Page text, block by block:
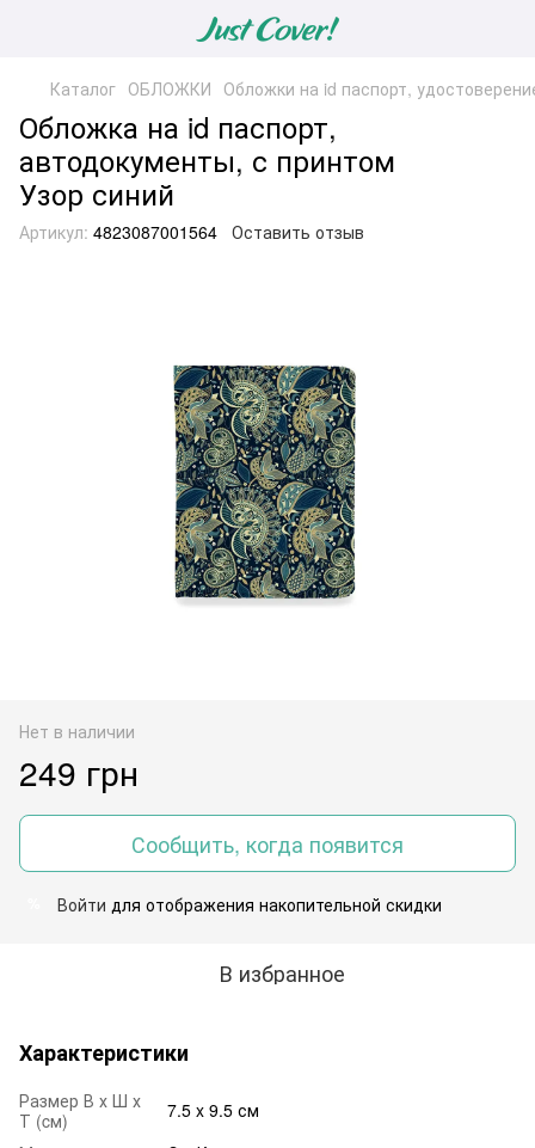
Каталог ОБЛОЖКИ Обложки на id паспорт,
Обложка на id паспорт,
автодокументы, с принтом
Узор синий
Артикул: 4823087001564 Оставить отзыв
Нет в наличии
249 грн
Сообщить, когда появится
Войти для отображения накопительной скидки
В избранное
Характеристики
Размер В х Ш х
Т (cм)
7.5 x 9.5 см